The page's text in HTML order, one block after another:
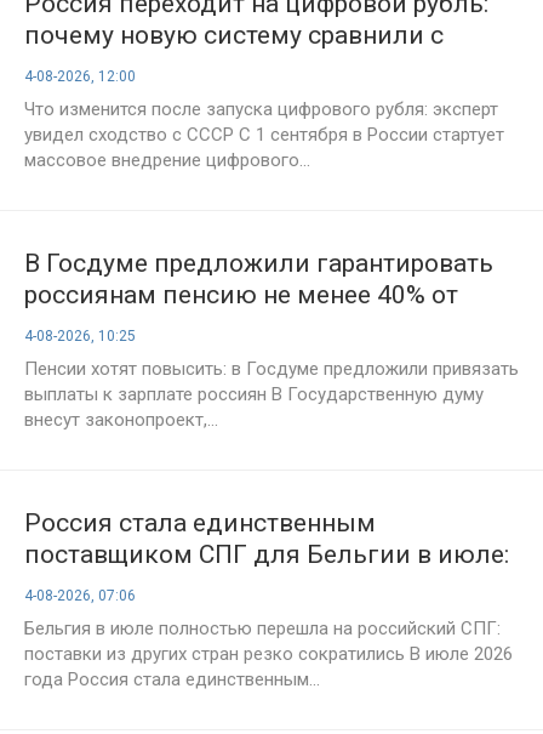
почему новую систему сравнили с
моделью СССР
4-08-2026, 12:00
Что изменится после запуска цифрового рубля: эксперт
увидел сходство с СССР С 1 сентября в России стартует
массовое внедрение цифрового...
В Госдуме предложили гарантировать
россиянам пенсию не менее 40% от
прежней зарплаты
4-08-2026, 10:25
Пенсии хотят повысить: в Госдуме предложили привязать
выплаты к зарплате россиян В Государственную думу
внесут законопроект,...
Россия стала единственным
поставщиком СПГ для Бельгии в июле:
европейский рынок столкнулся с
последствиями ближневосточного
кризиса
4-08-2026, 07:06
Бельгия в июле полностью перешла на российский СПГ:
поставки из других стран резко сократились В июле 2026
года Россия стала единственным...